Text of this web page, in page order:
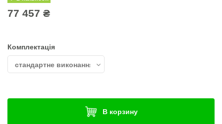
77 457 ₴
Комплектація
В корзину